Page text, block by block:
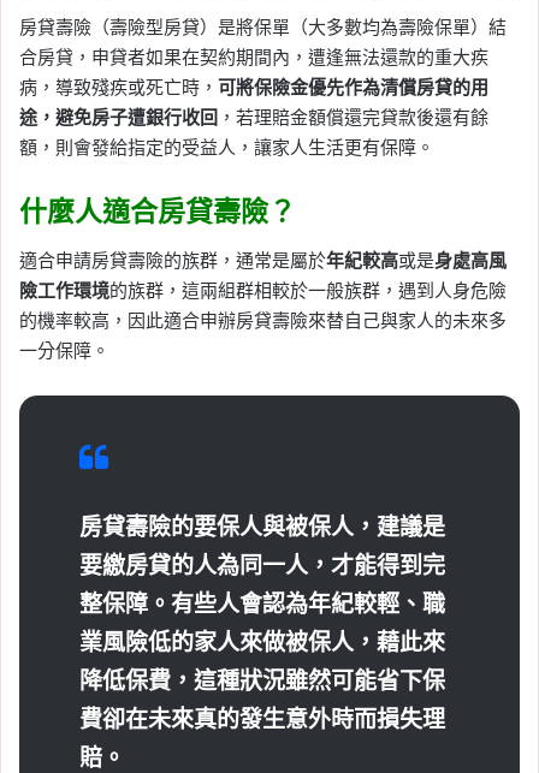
房貸壽險（壽險型房貸）是將保單（大多數均為壽險保單）結
合房貸，申貸者如果在契約期間內，遭逢無法還款的重大疾
病，導致殘疾或死亡時， 可將保險金優先作為清償房貸的用
途，避免房子遭銀行收回 ，若理賠金額償還完貸款後還有餘
額，則會發給指定的受益人，讓家人生活更有保障。
什麼人適合房貸壽險？
適合申請房貸壽險的族群，通常是屬於年紀較高或是身處高風
險工作環境的族群，這兩組群相較於一般族群，遇到人身危險
的機率較高，因此適合申辦房貸壽險來替自己與家人的未來多
一分保障。
房貸壽險的要保人與被保人，建議是
要繳房貸的人為同一人，才能得到完
整保障。有些人會認為年紀較輕、職
業風險低的家人來做被保人，藉此來
降低保費，這種狀況雖然可能省下保
費卻在未來真的發生意外時而損失理
賠。